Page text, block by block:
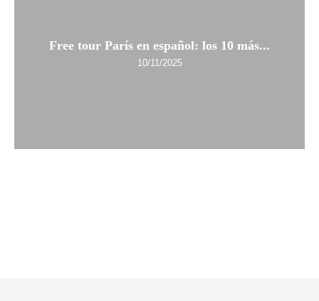
Free tour París en español: los 10 más...
10/11/2025